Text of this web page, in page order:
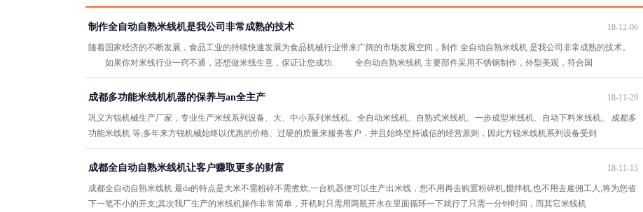
18-12-06
制作全自动自熟米线机是我公司非常成熟的技术
随着国家经济的不断发展，食品工业的持续快速发展为食品机械行业带来广阔的市场发展空间，制作 全自动自熟米线机 是我公司非常成熟的技术。
如果你对米线行业一窍不通，还想做米线生意，保证让您成功. 全自动自熟米线机 主要部件采用不锈钢制作，外型美观，符合国
18-11-29
成都多功能米线机机器的保养与an全主产
巩义方锐机械生产厂家，专业生产米线系列设备、大、中小系列米线机、全自动米线机、自熟式米线机、一步成型米线机、自动下料米线机、 成都多
功能米线机 等;多年来方锐机械始终以优惠的价格、过硬的质量来服务客户，并且始终坚持诚信的经营原则，因此方锐米线机系列设备受到
18-11-15
成都全自动自熟米线机让客户赚取更多的财富
成都全自动自熟米线机 最da的特点是大米不需粉碎不需煮炊,一台机器便可以生产出米线，您不用再去购置粉碎机,搅拌机,也不用去雇佣工人,将为您省
下一笔不小的开支;其次我厂生产的米线机操作非常简单，开机时只需用两瓶开水在里面循环一下就行了只需一分钟时间，而其它米线机